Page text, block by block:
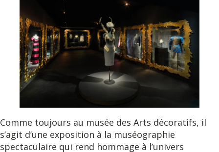
Comme toujours au musée des Arts décoratifs, il
s’agit d’une exposition à la muséographie
spectaculaire qui rend hommage à l’univers